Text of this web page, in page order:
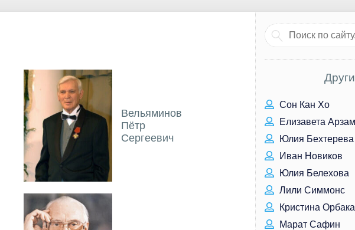
Вельяминов
Пётр
Сергеевич
Сон Кан Хо
Елизавета
Юлия Бехтерева
Иван Новиков
Юлия Белехова
Лили Симмонс
Кристина
Марат Сафин